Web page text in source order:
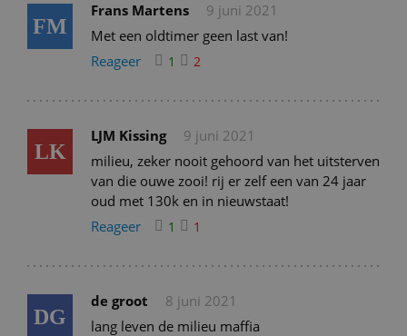
FM
Frans Martens
9 juni 2021
Met een oldtimer geen last van!
Reageer
1 2
LK
LJM Kissing
9 juni 2021
milieu, zeker nooit gehoord van het uitsterven
van die ouwe zooi! rij er zelf een van 24 jaar
oud met 130k en in nieuwstaat!
Reageer
1 1
DG
de groot
8 juni 2021
lang leven de milieu maffia